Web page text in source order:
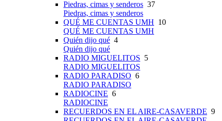
Piedras, cimas y senderos 37
Piedras, cimas y senderos
QUÉ ME CUENTAS UMH 10
QUÉ ME CUENTAS UMH
Quién dijo qué 4
Quién dijo qué
RADIO MIGUELITOS 5
RADIO MIGUELITOS
RADIO PARADISO 6
RADIO PARADISO
RADIOCINE 6
RADIOCINE
RECUERDOS EN EL AIRE-CASAVERDE 9